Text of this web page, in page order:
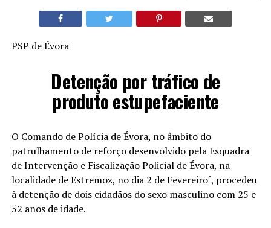
PSP de Évora
Detenção por tráfico de
produto estupefaciente
O Comando de Polícia de Évora, no âmbito do
patrulhamento de reforço desenvolvido pela Esquadra
de Intervenção e Fiscalização Policial de Évora, na
localidade de Estremoz, no dia 2 de Fevereiro´, procedeu
à detenção de dois cidadãos do sexo masculino com 25 e
52 anos de idade.